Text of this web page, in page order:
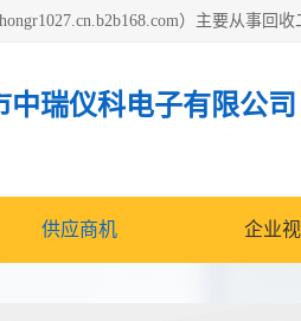
中瑞仪科电子有限公司
供应商机 企业